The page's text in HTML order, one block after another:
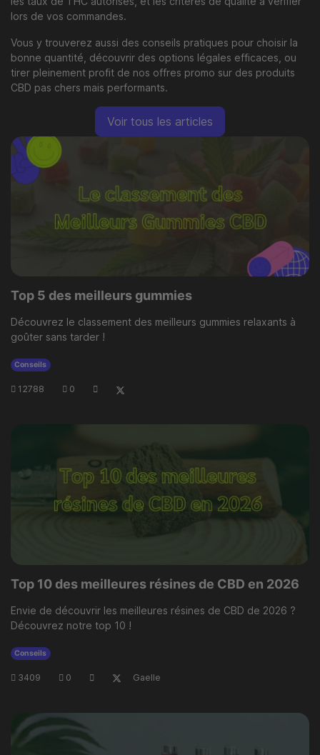
lors de vos commandes.
Vous y trouverez aussi des conseils pratiques pour choisir la
bonne quantité, découvrir des options légales efficaces, ou
tirer pleinement profit de nos offres promo sur des produits
CBD pas chers mais performants.
Voir tous les articles
Top 5 des meilleurs gummies
Découvrez le classement des meilleurs gummies relaxants à
goûter sans tarder !
Conseils
12788 0
Top 10 des meilleures résines de CBD en 2026
Envie de découvrir les meilleures résines de CBD de 2026 ?
Découvrez notre top 10 !
Conseils
3409 0 Gaelle